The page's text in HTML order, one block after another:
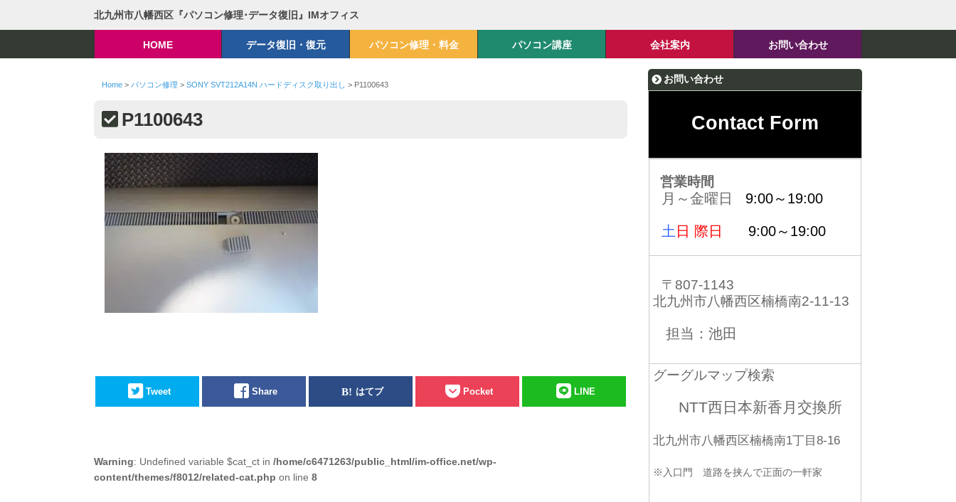
北九州市八幡西区『パソコン修理･データ復旧』IMオフィス
HOME データ復旧・復元 パソコン修理・料金 パソコン講座 会社案内 お問い合わせ
Home> パソコン修理 > SONY SVT212A14N ハードディスク取り出し > P1100643
P1100643
Tweet Share はてブ Pocket LINE
Warning: Undefined variable $cat_ct in /home/c6471263/public_html/im-office.net/wp-
content/themes/f8012/related-cat.php on line 8
お問い合わせ
Contact Form
営業時間
月～金曜日 9:00～19:00
土 日 際日 9:00～19:00
〒807-1143
北九州市八幡西区楠橋南2-11-13
担当：池田
グーグルマップ検索
NTT西日本新香月交換所
北九州市八幡西区楠橋南1丁目8-16
※入口門 道路を挟んで正面の一軒家